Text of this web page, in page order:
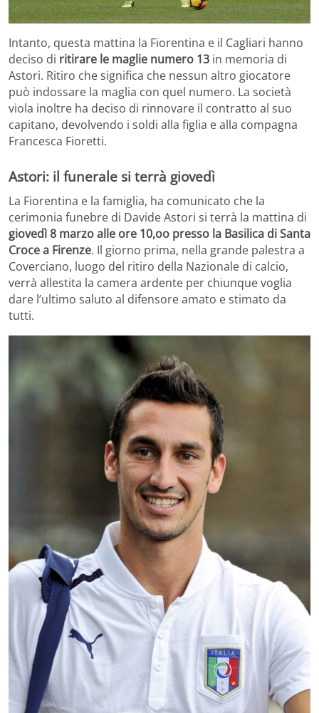
Intanto, questa mattina la Fiorentina e il Cagliari hanno
deciso di ritirare le maglie numero 13 in memoria di
Astori. Ritiro che significa che nessun altro giocatore
può indossare la maglia con quel numero. La società
viola inoltre ha deciso di rinnovare il contratto al suo
capitano, devolvendo i soldi alla figlia e alla compagna
Francesca Fioretti.
Astori: il funerale si terrà giovedì
La Fiorentina e la famiglia, ha comunicato che la
cerimonia funebre di Davide Astori si terrà la mattina di
giovedì 8 marzo alle ore 10,oo presso la Basilica di Santa
Croce a Firenze. Il giorno prima, nella grande palestra a
Coverciano, luogo del ritiro della Nazionale di calcio,
verrà allestita la camera ardente per chiunque voglia
dare l’ultimo saluto al difensore amato e stimato da
tutti.